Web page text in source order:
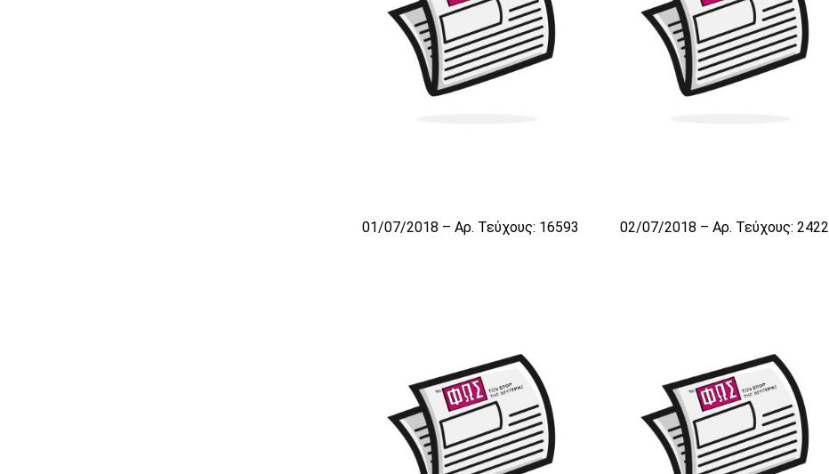
01/07/2018 – Αρ. Τεύχους: 16593 02/07/2018 – Αρ. Τεύχους: 2422